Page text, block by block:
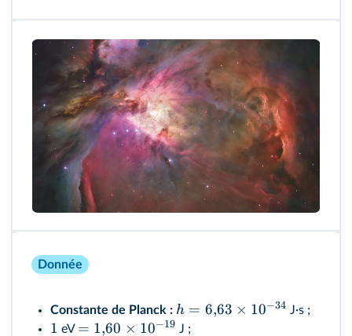
Donnée
Constante de Planck : h = 6,63 × 10−34 J·s ;
1 eV = 1,60 × 10−19 J ;